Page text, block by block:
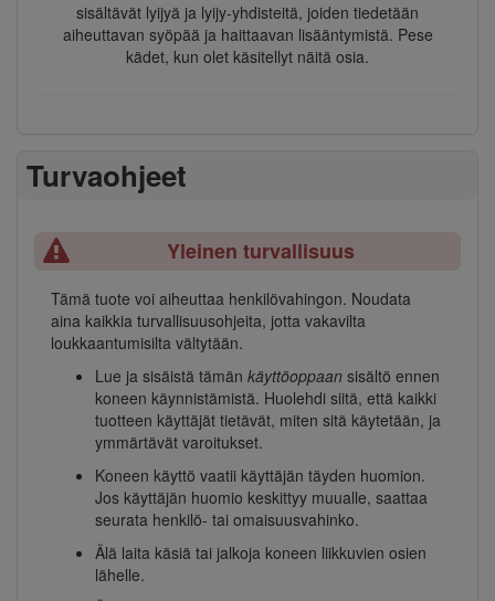
sisältävät lyijyä ja lyijy-yhdisteitä, joiden tiedetään
aiheuttavan syöpää ja haittaavan lisääntymistä. Pese
kädet, kun olet käsitellyt näitä osia.
Turvaohjeet
Yleinen turvallisuus
Tämä tuote voi aiheuttaa henkilövahingon. Noudata
aina kaikkia turvallisuusohjeita, jotta vakavilta
loukkaantumisilta vältytään.
Lue ja sisäistä tämän käyttöoppaan sisältö ennen
koneen käynnistämistä. Huolehdi siitä, että kaikki
tuotteen käyttäjät tietävät, miten sitä käytetään, ja
ymmärtävät varoitukset.
Koneen käyttö vaatii käyttäjän täyden huomion.
Jos käyttäjän huomio keskittyy muualle, saattaa
seurata henkilö- tai omaisuusvahinko.
Älä laita käsiä tai jalkoja koneen liikkuvien osien
lähelle.